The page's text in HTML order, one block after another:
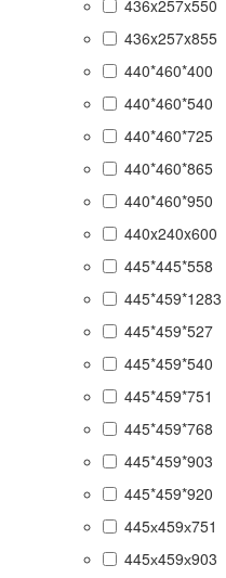
436x257x550
436x257x855
440*460*400
440*460*540
440*460*725
440*460*865
440*460*950
440x240x600
445*445*558
445*459*1283
445*459*527
445*459*540
445*459*751
445*459*768
445*459*903
445*459*920
445х459х751
445х459х903